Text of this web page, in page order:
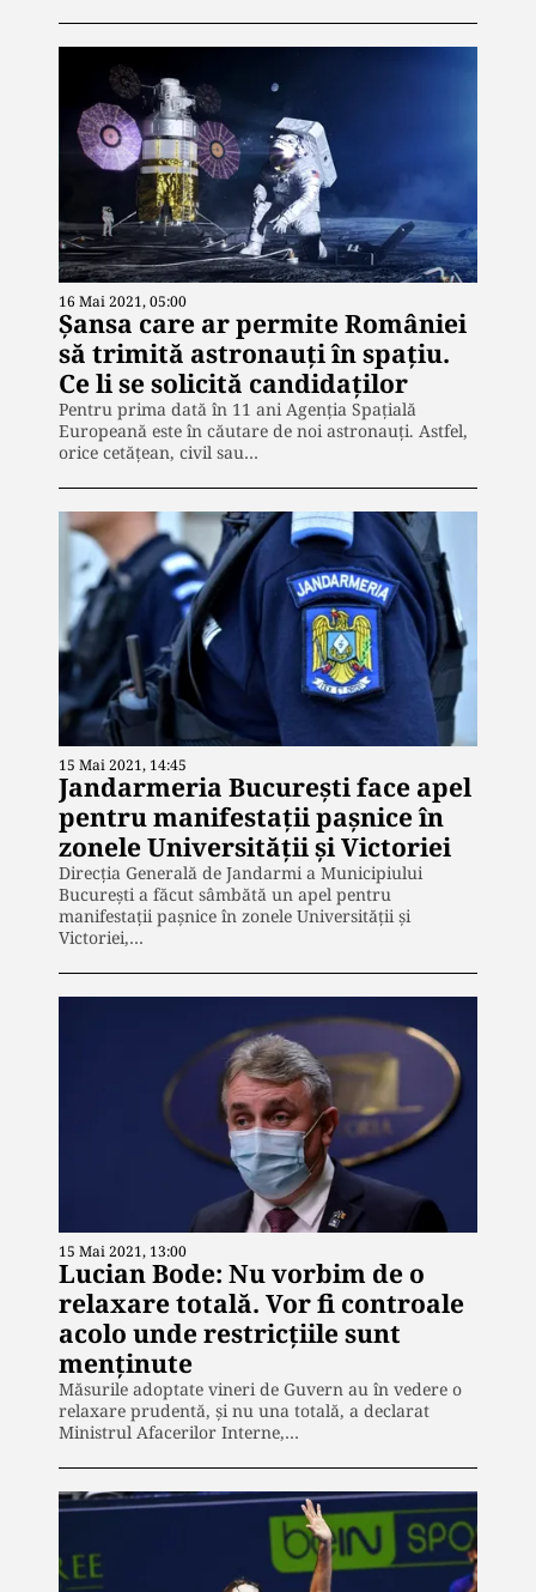
16 Mai 2021, 05:00
Șansa care ar permite României
să trimită astronauți în spațiu.
Ce li se solicită candidaților
Pentru prima dată în 11 ani Agenția Spațială
Europeană este în căutare de noi astronauți. Astfel,
orice cetățean, civil sau…
15 Mai 2021, 14:45
Jandarmeria București face apel
pentru manifestații pașnice în
zonele Universității și Victoriei
Direcţia Generală de Jandarmi a Municipiului
Bucureşti a făcut sâmbătă un apel pentru
manifestaţii paşnice în zonele Universităţii şi
Victoriei,…
15 Mai 2021, 13:00
Lucian Bode: Nu vorbim de o
relaxare totală. Vor fi controale
acolo unde restricțiile sunt
menținute
Măsurile adoptate vineri de Guvern au în vedere o
relaxare prudentă, şi nu una totală, a declarat
Ministrul Afacerilor Interne,…